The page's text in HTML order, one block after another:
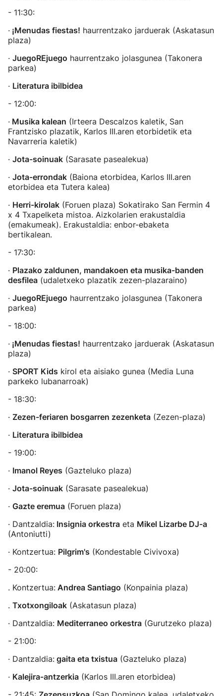
- 11:30:
· ¡Menudas fiestas! haurrentzako jarduerak (Askatasun
plaza)
· JuegoREjuego haurrentzako jolasgunea (Takonera
parkea)
· Literatura ibilbidea
- 12:00:
· Musika kalean (Irteera Descalzos kaletik, San
Frantzisko plazatik, Karlos III.aren etorbidetik eta
Navarreria kaletik)
· Jota-soinuak (Sarasate pasealekua)
· Jota-errondak (Baiona etorbidea, Karlos III.aren
etorbidea eta Tutera kalea)
· Herri-kirolak (Foruen plaza) Sokatirako San Fermin 4
x 4 Txapelketa mistoa. Aizkolarien erakustaldia
(emakumeak). Erakustaldia: enbor-ebaketa
bertikalean.
- 17:30:
· Plazako zaldunen, mandakoen eta musika-banden
desfilea (udaletxeko plazatik zezen-plazaraino)
· JuegoREjuego haurrentzako jolasgunea (Takonera
parkea)
- 18:00:
· ¡Menudas fiestas! haurrentzako jarduerak (Askatasun
plaza)
· SPORT Kids kirol eta aisiako gunea (Media Luna
parkeko lubanarroak)
- 18:30:
· Zezen-feriaren bosgarren zezenketa (Zezen-plaza)
· Literatura ibilbidea
- 19:00:
· Imanol Reyes (Gazteluko plaza)
· Jota-soinuak (Sarasate pasealekua)
· Gazte eremua (Foruen plaza)
· Dantzaldia: Insignia orkestra eta Mikel Lizarbe DJ-a
(Antoniutti)
· Kontzertua: Pilgrim's (Kondestable Civivoxa)
- 20:00:
. Kontzertua: Andrea Santiago (Konpainia plaza)
. Txotxongiloak (Askatasun plaza)
· Dantzaldia: Mediterraneo orkestra (Gurutzeko plaza)
- 21:00:
· Dantzaldia: gaita eta txistua (Gazteluko plaza)
· Kalejira-antzerkia (Karlos III.aren etorbidea)